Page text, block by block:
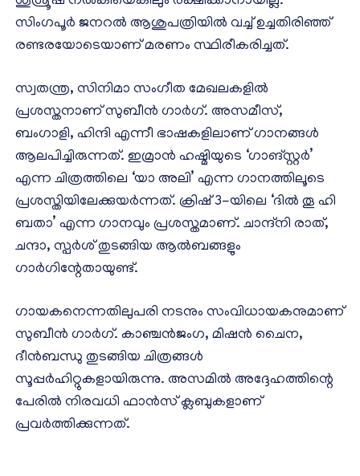
സിംഗപൂര്‍ ജനറല്‍ ആശുപത്രിയില്‍ വച്ച് ഉച്ചതിരിഞ്ഞ്
രണ്ടരയോടെയാണ് മരണം സ്ഥിരീകരിച്ചത്.
സ്വതന്ത്ര, സിനിമാ സംഗീത മേഖലകളില്‍
പ്രശസ്തനാണ് സുബീന്‍ ഗാര്‍ഗ്. അസമീസ്,
ബംഗാളി, ഹിന്ദി എന്നീ ഭാഷകളിലാണ് ഗാനങ്ങള്‍
ആലപിച്ചിരുന്നത്. ഇമ്രാന്‍ ഹഷ്മിയുടെ ‘ഗാങ്സ്റ്റര്‍’
എന്ന ചിത്രത്തിലെ ‘യാ അലി’ എന്ന ഗാനത്തിലൂടെ
പ്രശസ്തിയിലേക്കുയര്‍ന്നത്. ക്രിഷ് 3-യിലെ ‘ദില്‍ തൂ ഹി
ബതാ’ എന്ന ഗാനവും പ്രശസ്തമാണ്. ചാന്ദ്‌നി രാത്,
ചന്ദാ, സ്പര്‍ശ് തുടങ്ങിയ ആല്‍ബങ്ങളും
ഗാര്‍ഗിന്റേതായുണ്ട്.
ഗായകനെന്നതിലുപരി നടനും സംവിധായകനുമാണ്
സുബീന്‍ ഗാര്‍ഗ്. കാഞ്ചന്‍ജംഗ, മിഷന്‍ ചൈന,
ദീന്‍ബന്ധു തുടങ്ങിയ ചിത്രങ്ങള്‍
സൂപ്പര്‍ഹിറ്റുകളായിരുന്നു. അസമില്‍ അദ്ദേഹത്തിന്റെ
പേരില്‍ നിരവധി ഫാന്‍സ് ക്ലബുകളാണ്
പ്രവര്‍ത്തിക്കുന്നത്.